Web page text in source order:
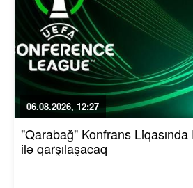
06.08.2026, 12:27
"Qarabağ" Konfrans
ilə qarşılaşacaq